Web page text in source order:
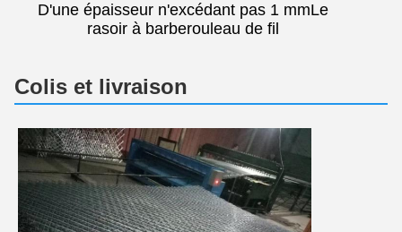
D'une épaisseur n'excédant pas 1 mmLe
rasoir à barberouleau de fil
Colis et livraison